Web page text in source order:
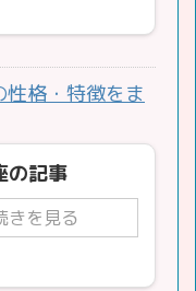
性格・特徴をま
の記事
きを見る